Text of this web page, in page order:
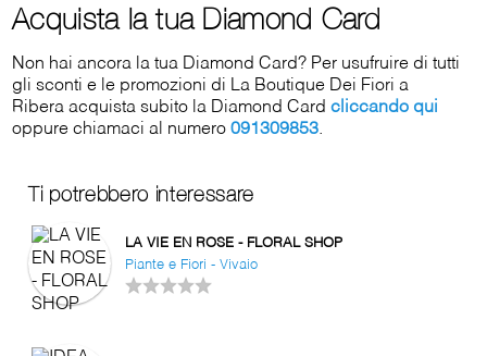
Acquista la tua Diamond Card
Non hai ancora la tua Diamond Card? Per usufruire di tutti
gli sconti e le promozioni di La Boutique Dei Fiori a
Ribera acquista subito la Diamond Cardcliccando qui
oppure chiamaci al numero091309853.
Ti potrebbero interessare
LA VIE EN ROSE - FLORAL SHOP
Piante e Fiori - Vivaio